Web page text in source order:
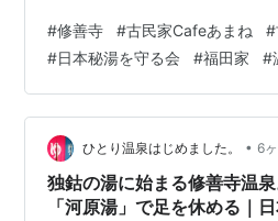
らしのいい場所にあり、手入れ
いのですが、入り口には無情に
を落としつつ、すぐ隣にある源
を取り直します。 ​ すぐさま再
川沿いのロケーションが最高の
餅を心待ちにして行ってみると…
#修善寺 #古民家Cafeあまね #
#日本秘湯を守る会 #福田家 #
ひとり温泉はじめました。 • 6
独鈷の湯に始まる修善寺温
「河原湯」で足を休める｜